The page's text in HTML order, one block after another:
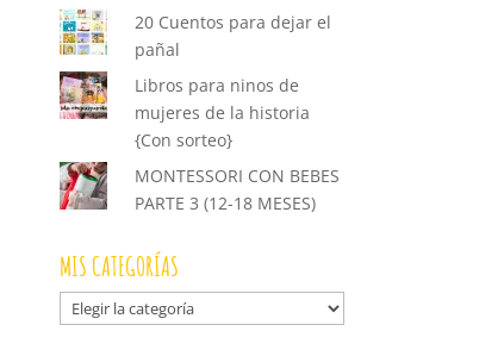
20 Cuentos para dejar el
pañal
Libros para ninos de
mujeres de la historia
{Con sorteo}
MONTESSORI CON BEBES
PARTE 3 (12-18 MESES)
MIS CATEGORÍAS
Mis
categorías